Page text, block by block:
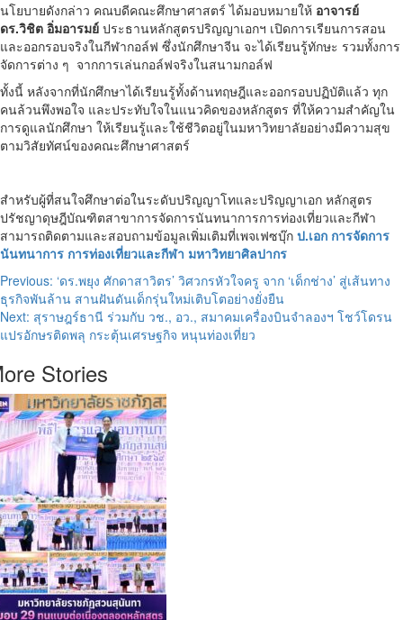
นโยบายดังกล่าว คณบดีคณะศึกษาศาสตร์ ได้มอบหมายให้ อาจารย์
ดร.วิชิต อิ่มอารมย์ ประธานหลักสูตรปริญญาเอกฯ เปิดการเรียนการสอน
และออกรอบจริงในกีฬากอล์ฟ ซึ่งนักศึกษาจีน จะได้เรียนรู้ทักษะ รวมทั้งการ
จัดการต่าง ๆ จากการเล่นกอล์ฟจริงในสนามกอล์ฟ
ทั้งนี้ หลังจากที่นักศึกษาได้เรียนรู้ทั้งด้านทฤษฎีและออกรอบปฏิบัติแล้ว ทุก
คนล้วนพึงพอใจ และประทับใจในแนวคิดของหลักสูตร ที่ให้ความสำคัญใน
การดูแลนักศึกษา ให้เรียนรู้และใช้ชีวิตอยู่ในมหาวิทยาลัยอย่างมีความสุข
ตามวิสัยทัศน์ของคณะศึกษาศาสตร์
สำหรับผู้ที่สนใจศึกษาต่อในระดับปริญญาโทและปริญญาเอก หลักสูตร
ปรัชญาดุษฎีบัณฑิตสาขาการจัดการนันทนาการการท่องเที่ยวและกีฬา
สามารถติดตามและสอบถามข้อมูลเพิ่มเติมที่เพจเฟซบุ๊ก ป.เอก การจัดการ
นันทนาการ การท่องเที่ยวและกีฬา มหาวิทยาศิลปากร
Post
navigation
Previous: ‘ดร.พยุง ศักดาสาวิตร’ วิศวกรหัวใจครู จาก ‘เด็กช่าง’ สู่เส้นทาง
ธุรกิจพันล้าน สานฝันดันเด็กรุ่นใหม่เติบโตอย่างยั่งยืน
Next: สุราษฎร์ธานี ร่วมกับ วช., อว., สมาคมเครื่องบินจำลองฯ โชว์โดรน
แปรอักษรติดพลุ กระตุ้นเศรษฐกิจ หนุนท่องเที่ยว
Stories